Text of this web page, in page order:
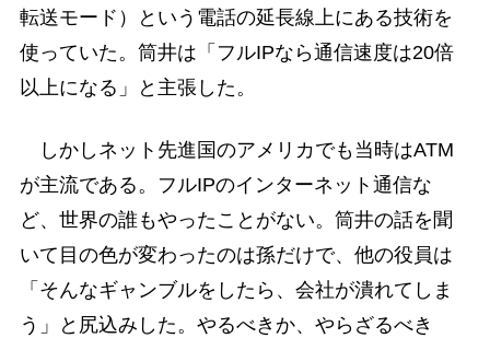
転送モード）という電話の延長線上にある技術を
使っていた。筒井は「フルIPなら通信速度は20倍
以上になる」と主張した。
しかしネット先進国のアメリカでも当時はATM
が主流である。フルIPのインターネット通信な
ど、世界の誰もやったことがない。筒井の話を聞
いて目の色が変わったのは孫だけで、他の役員は
「そんなギャンブルをしたら、会社が潰れてしま
う」と尻込みした。やるべきか、やらざるべき